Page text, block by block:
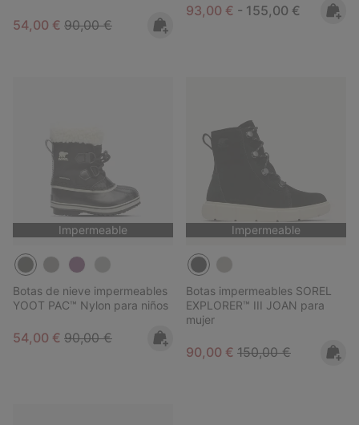
Sale price:
54,00 € Regular price:
90,00 €
Minimum sale price:
93,00 € - Maximum price:
155,00 €
Impermeable
Botas de nieve impermeables
YOOT PAC™ Nylon para niños
Sale price:
54,00 € Regular price:
90,00 €
Impermeable
Botas impermeables SOREL
EXPLORER™ III JOAN para
mujer
Sale price:
90,00 € Regular price:
150,00 €